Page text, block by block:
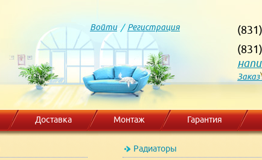
Войти/ Регистрация
Заказ
Доставка Монтаж Гарантия
Радиаторы